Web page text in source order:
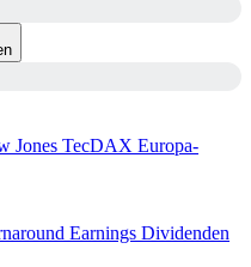
Jones TecDAX Europa-
Earnings Dividenden